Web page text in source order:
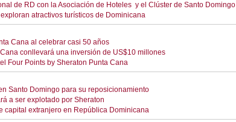
de RD con la Asociación de Hoteles y el Clúster de Santo Domingo
atractivos turísticos de Dominicana
Cana al celebrar casi 50 años
conllevará una inversión de US$10 millones
Four Points by Sheraton Punta Cana
Santo Domingo para su reposicionamiento
a ser explotado por Sheraton
capital extranjero en República Dominicana